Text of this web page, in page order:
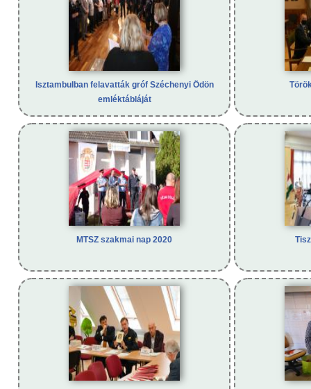
Isztambulban felavatták gróf Széchenyi Ödön
emléktábláját
MTSZ szakmai nap 2020